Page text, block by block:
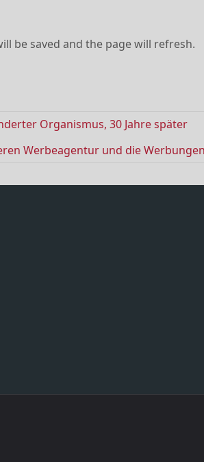
be saved and the page will refresh.
Organismus, 30 Jahre später
Werbeagentur und die